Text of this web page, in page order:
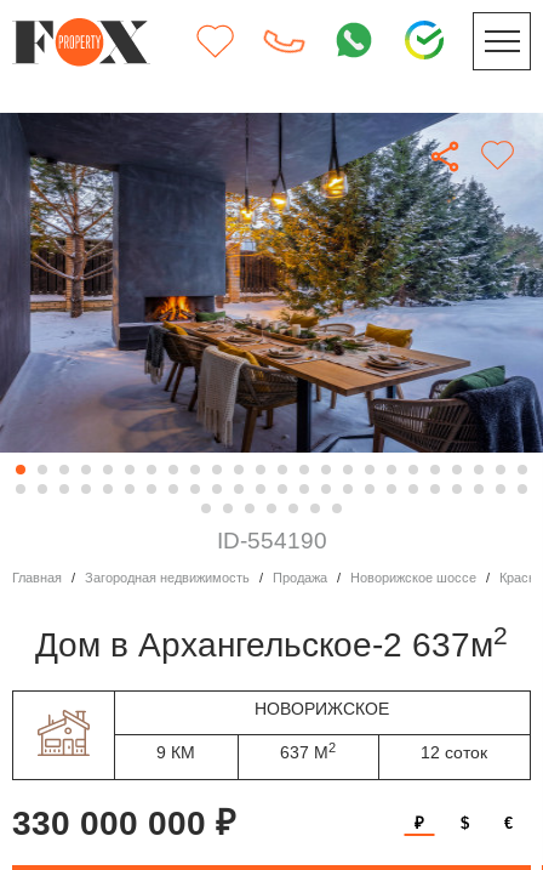
ID-554190
Главная Загородная недвижимость Продажа Новорижское шоссе
дом в Архангельское-2 637м2
НОВОРИЖСКОЕ
9 КМ 637 М2 12 соток
330 000 000 ₽ ₽ $ €